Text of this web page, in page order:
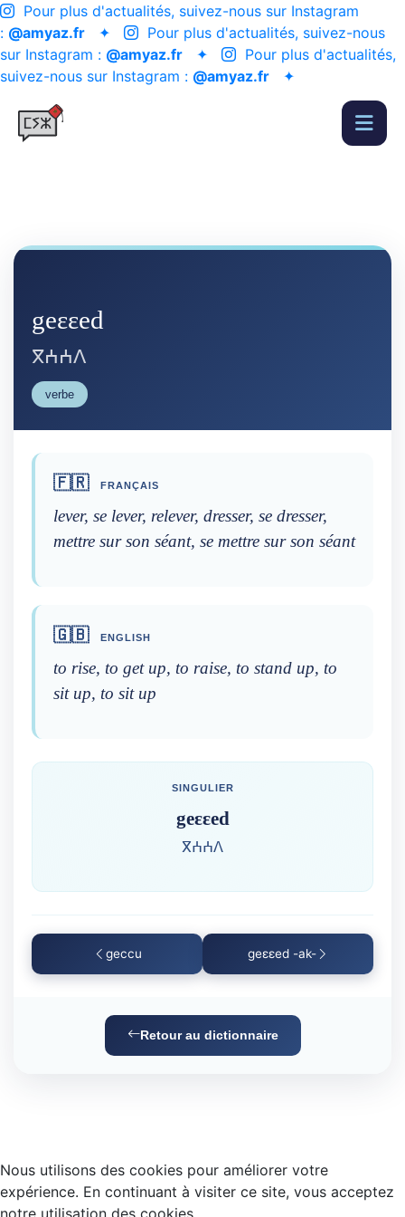
Pour plus d'actualités, suivez-nous sur Instagram
: @amyaz.fr ✦
Pour plus d'actualités, suivez-nous
sur Instagram : @amyaz.fr ✦
Pour plus d'actualités,
suivez-nous sur Instagram : @amyaz.fr ✦
geɛɛed
ⴳⵄⵄⴷ
verbe
🇫🇷 FRANÇAIS
lever, se lever, relever, dresser, se dresser,
mettre sur son séant, se mettre sur son séant
🇬🇧 ENGLISH
to rise, to get up, to raise, to stand up, to
sit up, to sit up
SINGULIER
geɛɛed
ⴳⵄⵄⴷ
geccu geɛɛed -ak-
Retour au dictionnaire
Nous utilisons des cookies pour améliorer votre
expérience. En continuant à visiter ce site, vous acceptez
notre utilisation des cookies.